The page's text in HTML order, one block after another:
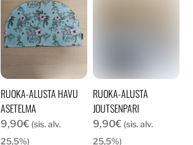
RUOKA-ALUSTA HAVU
ASETELMA
9,90€ (sis. alv.
25,5%)
RUOKA-ALUSTA
JOUTSENPARI
9,90€ (sis. alv.
25,5%)